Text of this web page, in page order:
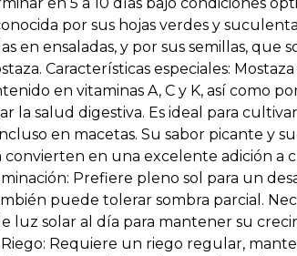
por sus hojas verdes y
en ensaladas, y por sus semillas, que
Características especiales:
en vitaminas A, C y K, así como
la salud digestiva. Es ideal para
en macetas. Su sabor picante y
convierten en una excelente adición a
Prefiere pleno sol para un
puede tolerar sombra parcial.
luz solar al día para mantener su
Requiere un riego regular,